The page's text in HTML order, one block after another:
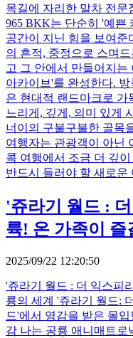
목길에 자리한 말차 전문
965 BKK는 단순히 '예쁜
공간이 지닌 힘을 보여준
의 흔적, 중정으로 스며
고 그 안에서 만들어지
아카이브'를 완성한다.
은 현대적 랜드마크로 가
느리게, 깊게, 의미 있게
너이의 구불구불한 골목
여행자는 관광객이 아닌
콕 여행에서 조금 더 깊
반드시 들러야 할 새로운
'쥬라기 월드 :
륙! 온 가족이 즐
2025/09/22 12:20:50
'쥬라기 월드 : 더 익스피
룡의 세계 '쥬라기 월드:
드'에서 영감을 받은 몰
감 나는 공룡 애니매트로